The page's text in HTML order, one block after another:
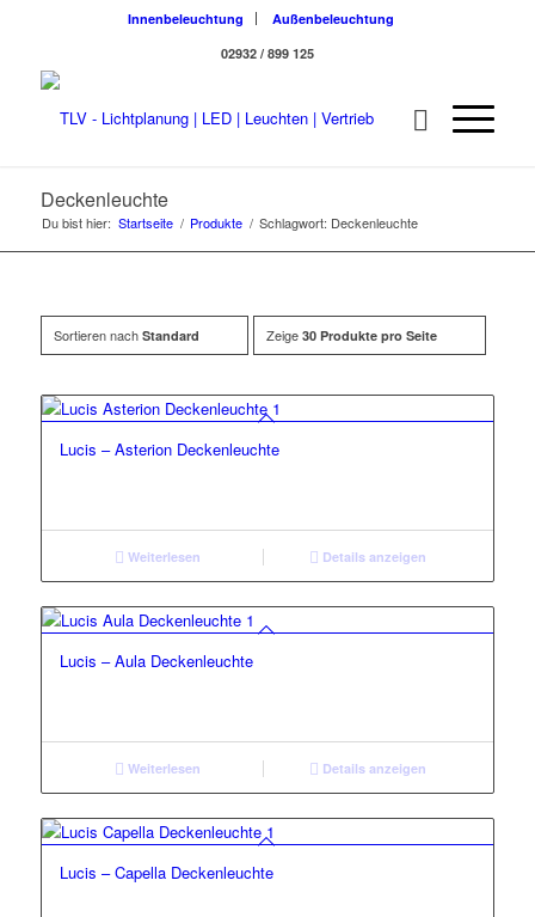
Innenbeleuchtung
Außenbeleuchtung
02932 / 899 125
Deckenleuchte
Du bist hier: Startseite / Produkte / Schlagwort: Deckenleuchte
Sortieren nach Standard Zeige 30 Produkte pro Seite
Lucis – Asterion Deckenleuchte
Weiterlesen Details anzeigen
Lucis – Aula Deckenleuchte
Weiterlesen Details anzeigen
Lucis – Capella Deckenleuchte